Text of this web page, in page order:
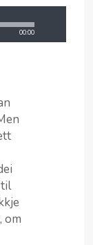
00:00
til
om